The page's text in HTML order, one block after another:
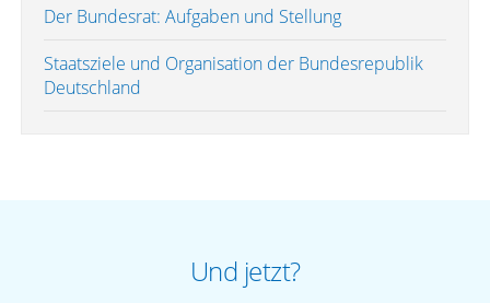
Der Bundesrat: Aufgaben und Stellung
Staatsziele und Organisation der Bundesrepublik
Deutschland
Und jetzt?